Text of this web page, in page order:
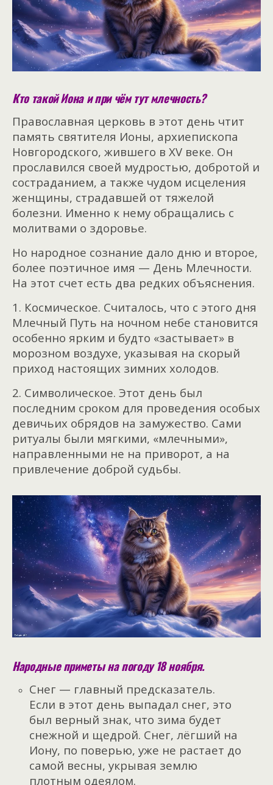
Кто такой Иона и при чём тут млечность?
Православная церковь в этот день чтит
память святителя Ионы, архиепископа
Новгородского, жившего в XV веке. Он
прославился своей мудростью, добротой и
состраданием, а также чудом исцеления
женщины, страдавшей от тяжелой
болезни. Именно к нему обращались с
молитвами о здоровье.
Но народное сознание дало дню и второе,
более поэтичное имя — День Млечности.
На этот счет есть два редких объяснения.
1. Космическое. Считалось, что с этого дня
Млечный Путь на ночном небе становится
особенно ярким и будто «застывает» в
морозном воздухе, указывая на скорый
приход настоящих зимних холодов.
2. Символическое. Этот день был
последним сроком для проведения особых
девичьих обрядов на замужество. Сами
ритуалы были мягкими, «млечными»,
направленными не на приворот, а на
привлечение доброй судьбы.
Народные приметы на погоду 18 ноября.
Снег — главный предсказатель.
Если в этот день выпадал снег, это
был верный знак, что зима будет
снежной и щедрой. Снег, лёгший на
Иону, по поверью, уже не растает до
самой весны, укрывая землю
плотным одеялом.